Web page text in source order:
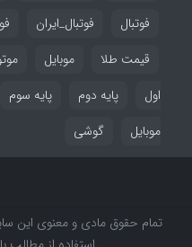
فوتبال
فوتبال_ایران
قیمت طلا
موبایل
اول
پایه دوم پایه سوم
موبایل
گوشی
تمام حقوق مادی و معنوی این